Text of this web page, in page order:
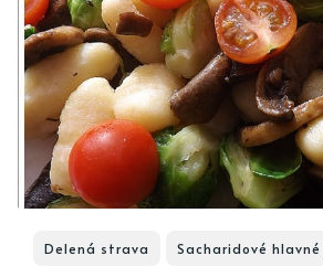
Delená strava Sacharidové